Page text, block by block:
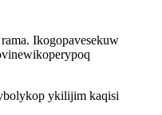
Ikogopavesekuw
ykilijim kaqisi